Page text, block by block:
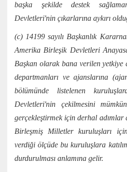
başka şekilde destek
Devletleri'nin çıkarlarına aykırı
(c) 14199 sayılı Başkanlık
Amerika Birleşik Devletleri
Başkan olarak bana verilen yetkiye
departmanları ve ajanslarına
bölümünde listelenen
Devletleri'nin çekilmesini
gerçekleştirmek için derhal adımlar
Birleşmiş Milletler kuruluşları
verdiği ölçüde bu kuruluşlara
durdurulması anlamına gelir.